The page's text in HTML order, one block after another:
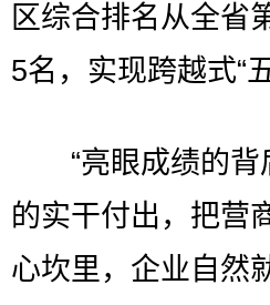
区综合排名从全省
5名，实现跨越式“
“亮眼成绩的背
的实干付出，把营
心坎里，企业自然